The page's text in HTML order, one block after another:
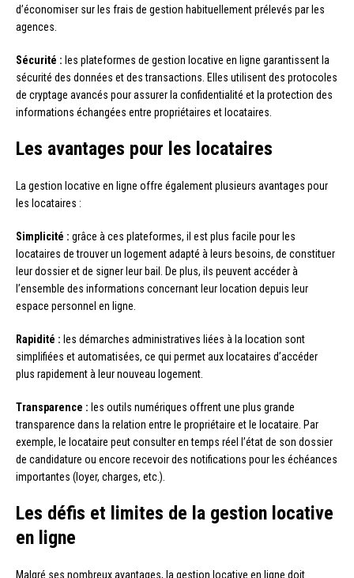
d’économiser sur les frais de gestion habituellement prélevés par les
agences.
Sécurité : les plateformes de gestion locative en ligne garantissent la
sécurité des données et des transactions. Elles utilisent des protocoles
de cryptage avancés pour assurer la confidentialité et la protection des
informations échangées entre propriétaires et locataires.
Les avantages pour les locataires
La gestion locative en ligne offre également plusieurs avantages pour
les locataires :
Simplicité : grâce à ces plateformes, il est plus facile pour les
locataires de trouver un logement adapté à leurs besoins, de constituer
leur dossier et de signer leur bail. De plus, ils peuvent accéder à
l’ensemble des informations concernant leur location depuis leur
espace personnel en ligne.
Rapidité : les démarches administratives liées à la location sont
simplifiées et automatisées, ce qui permet aux locataires d’accéder
plus rapidement à leur nouveau logement.
Transparence : les outils numériques offrent une plus grande
transparence dans la relation entre le propriétaire et le locataire. Par
exemple, le locataire peut consulter en temps réel l’état de son dossier
de candidature ou encore recevoir des notifications pour les échéances
importantes (loyer, charges, etc.).
Les défis et limites de la gestion locative
en ligne
Malgré ses nombreux avantages, la gestion locative en ligne doit